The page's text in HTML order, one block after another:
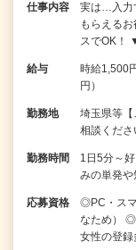
仕事内容
実は…入力
もらえる
スでOK！
給与
時給1,500
円）
勤務地
埼玉県等
相談くださ
勤務時間
1日5分～
みの単発
応募資格
◎PC・ス
なため）
女性の登